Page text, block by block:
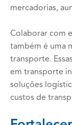
mercadorias,
Colaborar com
também é uma
transporte.
em transporte
soluções
custos de